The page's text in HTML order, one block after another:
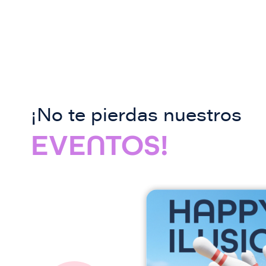
¡No te pierdas nuestros
EVENTOS!
I
g